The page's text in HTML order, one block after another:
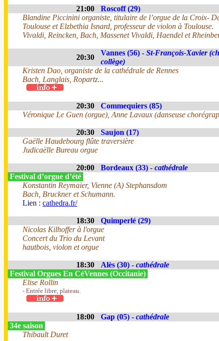
21:00
Roscoff (29)
Blandine Piccinini organiste, titulaire de l’orgue de la Croix-
Toulouse et Elzbethia Isnard, professeur de violon à Toulouse.
Vivaldi, Reincken, Bach, Massenet Vivaldi, Haendel et
20:30
Vannes (56) - St-François-Xavier
collège)
Kristen Dao, organiste de la cathédrale de Rennes
Bach, Langlais, Ropartz...
20:30
Commequiers (85)
Véronique Le Guen (orgue), Anne Lavaux (danseuse
20:30
Saujon (17)
Gaëlle Haudebourg flûte traversière
Judicaëlle Bureau orgue
20:00 Bordeaux (33) - cathédrale
Festival d’orgue d’été
Konstantin Reymaier, Vienne (A) Stephansdom
Bach, Bruckner et Schumann.
Lien : cathedra.fr/
18:30
Quimperlé (29)
Nicolas Kilhoffer à l'orgue
Concert du Trio du Levant
hautbois, violon et orgue
18:30 Alès (30) - cathédrale
Festival Orgues En CéVennes (Occitanie)
Elise Rollin
- Entrée libre, plateau.
18:00 Gap (05) - cathédrale
34e saison
Thibault Duret